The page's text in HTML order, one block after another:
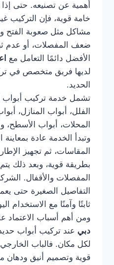
أهمية عن تصنيعه. حتى
خامة قوية، فإن التركيب
مشاكل مثل صعوبة الفتح
ضعف المفصلات، أو عدم
الأفضل دائمًا التعامل مع
لديها فريق متخصص في
الحديد.
تشمل خدمة تركيب أبواب
الفلل، أبواب المنازل،
المحلات، أبواب الأسطح،
وتبدأ الخدمة عادة بمعاينة
المقاسات، ثم تجهيز
بطريقة قوية، وبعد ذلك
المفصلات والأقفال.
التفاصيل الصغيرة حتى
ثابتًا وآمنًا مع الاستخدام
ومن أهم أسباب الاعتماد
دبي عند تركيب أبواب
لكل مكان. فالباب الخارجي
قوية وتصميم أنيق ودهان